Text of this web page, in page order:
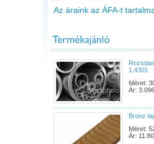
Az áraink az ÁFA-t
1.4301
Méret:
Ár:
Bronz
Méret:
Ár: